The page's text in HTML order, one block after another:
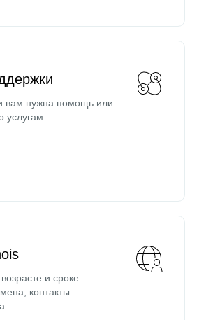
вам нужна помощь или
услугам.
и сроке
контакты